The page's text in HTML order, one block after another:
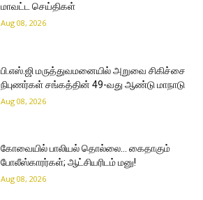
மாவட்ட செய்திகள்
Aug 08, 2026
பி.எஸ்.ஜி மருத்துவமனையில் அறுவை சிகிச்சை
நிபுணர்கள் சங்கத்தின் 49-வது ஆண்டு மாநாடு
Aug 08, 2026
கோவையில் பாலியல் தொல்லை… கைதாகும்
போலீஸ்காரர்கள்; ஆட்சியரிடம் மனு!
Aug 08, 2026